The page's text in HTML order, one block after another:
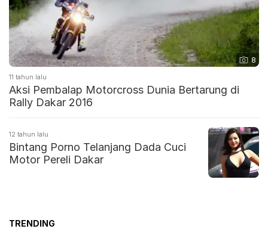
8
11 tahun lalu
Aksi Pembalap Motorcross Dunia Bertarung di
Rally Dakar 2016
12 tahun lalu
Bintang Porno Telanjang Dada Cuci
Motor Pereli Dakar
TRENDING